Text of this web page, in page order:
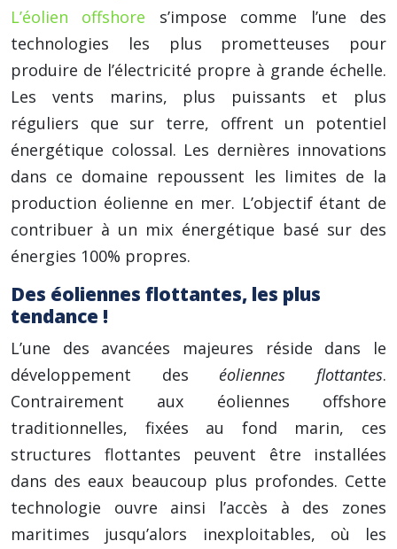
L’éolien offshore s’impose comme l’une des
technologies les plus prometteuses pour
produire de l’électricité propre à grande échelle.
Les vents marins, plus puissants et plus
réguliers que sur terre, offrent un potentiel
énergétique colossal. Les dernières innovations
dans ce domaine repoussent les limites de la
production éolienne en mer. L’objectif étant de
contribuer à un mix énergétique basé sur des
énergies 100% propres.
Des éoliennes flottantes, les plus
tendance !
L’une des avancées majeures réside dans le
développement des éoliennes flottantes.
Contrairement aux éoliennes offshore
traditionnelles, fixées au fond marin, ces
structures flottantes peuvent être installées
dans des eaux beaucoup plus profondes. Cette
technologie ouvre ainsi l’accès à des zones
maritimes jusqu’alors inexploitables, où les